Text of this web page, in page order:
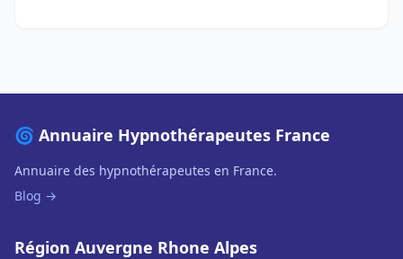
🌀 Annuaire Hypnothérapeutes France
Annuaire des hypnothérapeutes en France.
Blog →
Région Auvergne Rhone Alpes